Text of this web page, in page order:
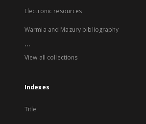
Electronic resources
Warmia and Mazury bibliography
...
View all collections
Indexes
Title